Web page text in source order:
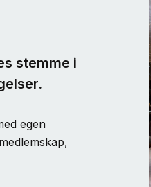
stemme i
egen